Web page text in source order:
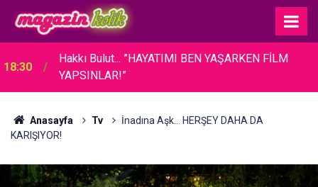
18:30
Hakkı Bulut... ”HAYATIMI BEN YAŞARKEN FİLM
YAPSINLAR!”
Anasayfa Tv
İnadına Aşk... HERŞEY DAHA DA
KARIŞIYOR!